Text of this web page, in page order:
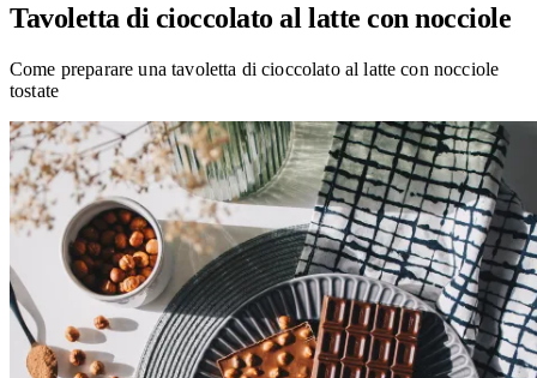
Tavoletta di cioccolato al latte con nocciole
Come preparare una tavoletta di cioccolato al latte con nocciole
tostate